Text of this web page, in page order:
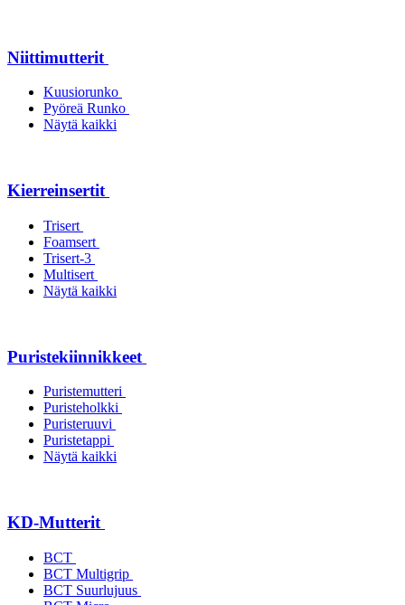
Niittimutterit
Kuusiorunko
Pyöreä Runko
Näytä kaikki
Kierreinsertit
Trisert
Foamsert
Trisert-3
Multisert
Näytä kaikki
Puristekiinnikkeet
Puristemutteri
Puristeholkki
Puristeruuvi
Puristetappi
Näytä kaikki
KD-Mutterit
BCT
BCT Multigrip
BCT Suurlujuus